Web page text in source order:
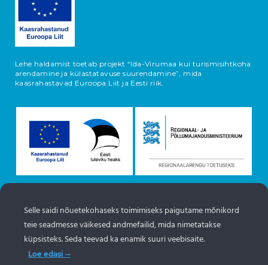
Lehe haldamist toetab projekt “Ida-Virumaa kui turismisihtkoha
arendamine ja külastatavuse suurendamine”, mida
kaasrahastavad Euroopa Liit ja Eesti riik.
Objektide info pärineb Eesti turismiportaalist
www.puhkaeestis.ee
Selle saidi nõuetekohaseks toimimiseks paigutame mõnikord
teie seadmesse väikesed andmefailid, mida nimetatakse
küpsisteks. Seda teevad ka enamik suuri veebisaite.
Loe edasi